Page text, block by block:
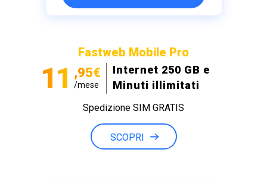
Fastweb Mobile Pro
11 ,95€
/mese
Internet 250 GB e
Minuti illimitati
Spedizione SIM GRATIS
SCOPRI